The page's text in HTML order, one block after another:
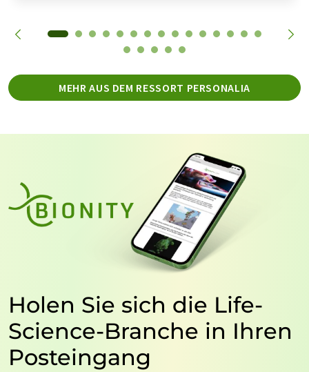
MEHR AUS DEM RESSORT PERSONALIA
Holen Sie sich die Life-
Science-Branche in Ihren
Posteingang